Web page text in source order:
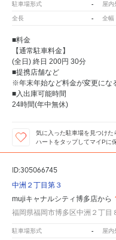
駐車場形式 - 屋内
全長 - 全幅
■料金
【通常駐車料金】
(全日) 終日 200円 30分
■提携店舗など
※年末年始など料金が変更にな
■入出庫可能時間
24時間(年中無休)
気に入った駐車場を見つけた
ハートをタップしてマイPに
ID:305066745
中洲２丁目第３
mujiキャナルシティ博多店から
福岡県福岡市博多区中洲２丁目
駐車場形式 - 屋内